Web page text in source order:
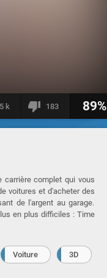
k 183 89%
carrière complet qui vous
voitures et d'acheter des
de l'argent au garage.
en plus difficiles : Time
Voiture 3D